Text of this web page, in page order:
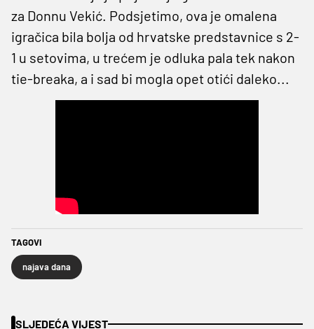
za Donnu Vekić. Podsjetimo, ova je omalena
igračica bila bolja od hrvatske predstavnice s 2-
1 u setovima, u trećem je odluka pala tek nakon
tie-breaka, a i sad bi mogla opet otići daleko...
TAGOVI
najava dana
SLJEDEĆA VIJEST